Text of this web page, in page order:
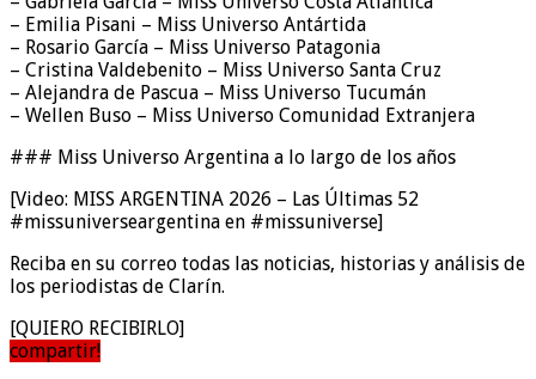
– Emilia Pisani – Miss Universo Antártida
– Rosario García – Miss Universo Patagonia
– Cristina Valdebenito – Miss Universo Santa Cruz
– Alejandra de Pascua – Miss Universo Tucumán
– Wellen Buso – Miss Universo Comunidad Extranjera
### Miss Universo Argentina a lo largo de los años
[Video: MISS ARGENTINA 2026 – Las Últimas 52
#missuniverseargentina en #missuniverse]
Reciba en su correo todas las noticias, historias y análisis de
los periodistas de Clarín.
[QUIERO RECIBIRLO]
compartir!